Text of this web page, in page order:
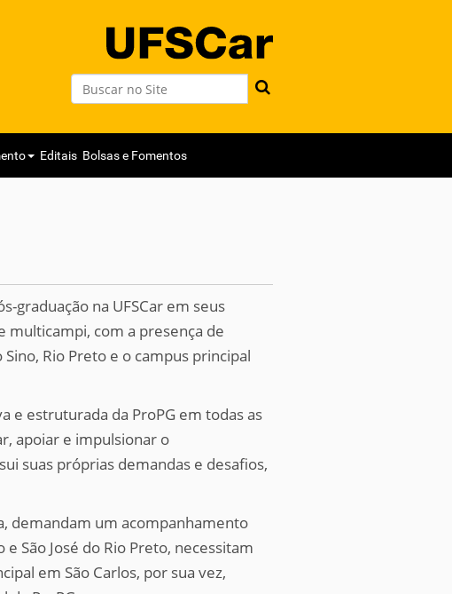
Busca
Busca Avançada…
Editais Bolsas e Fomentos
graduação na UFSCar em seus
com a presença de
Rio Preto e o campus principal
e estruturada da ProPG em todas as
apoiar e impulsionar o
suas próprias demandas e desafios,
demandam um acompanhamento
São José do Rio Preto, necessitam
em São Carlos, por sua vez,